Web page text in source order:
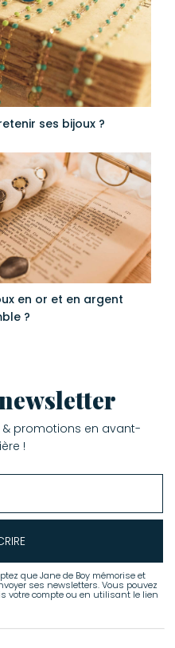
ses bijoux ?
en or et en argent
?
promotions en avant-
!
que Jane de Boy mémorise et
ses newsletters. Vous pouvez
votre compte ou en utilisant le lien